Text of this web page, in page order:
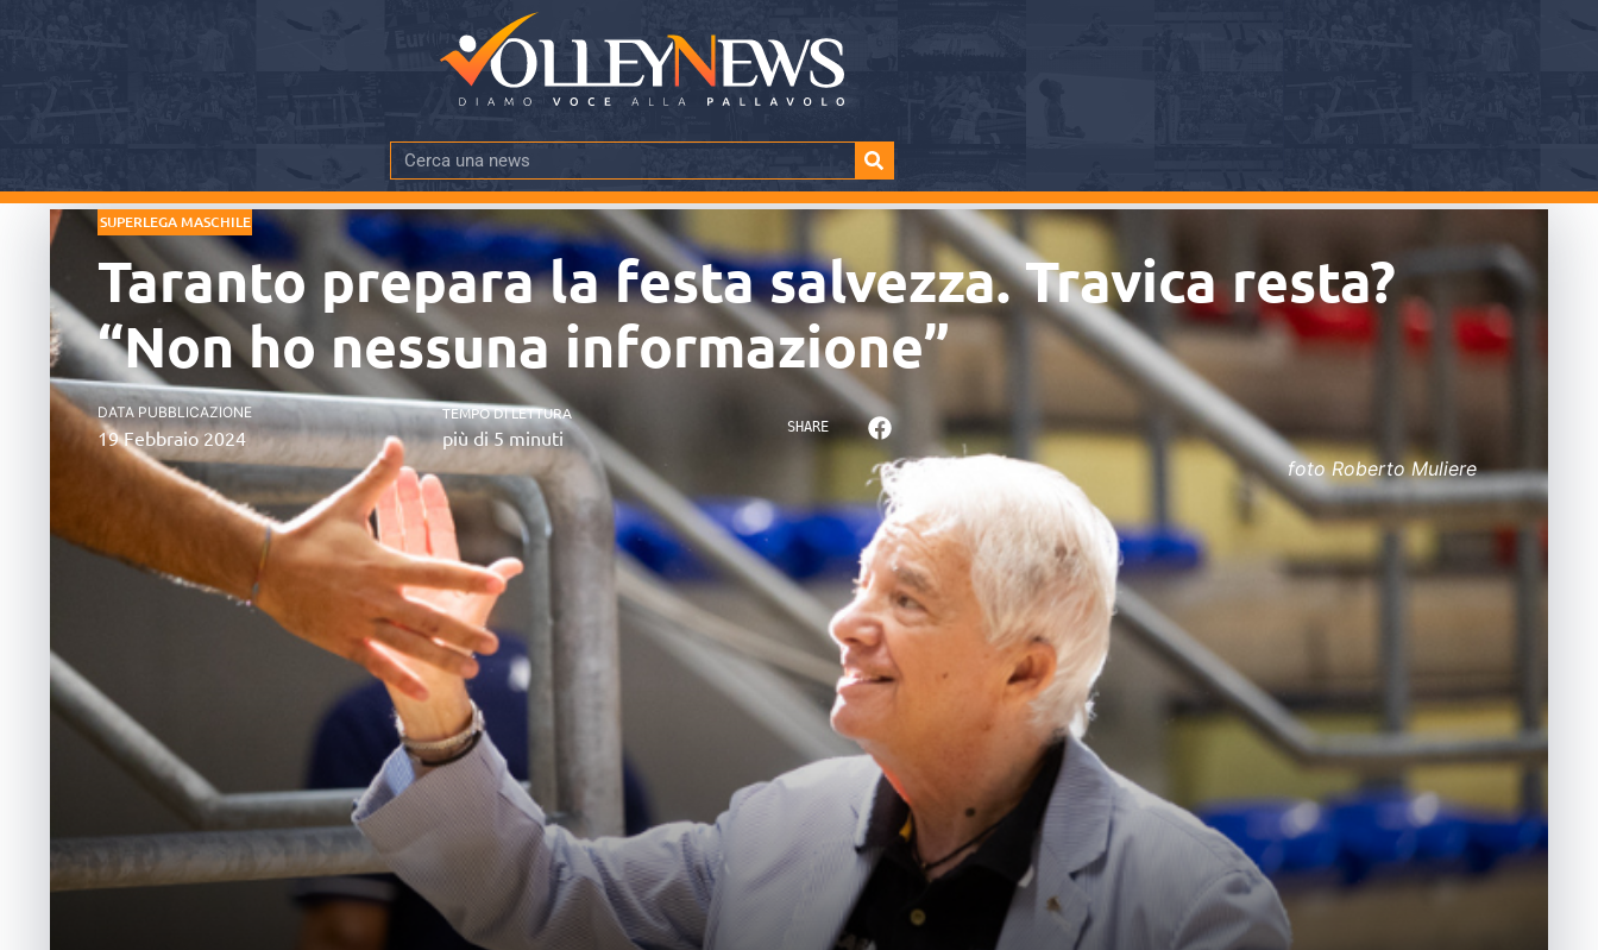
SUPERLEGA MASCHILE
Taranto prepara la festa salvezza. Travica resta?
“Non ho nessuna informazione”
DATA PUBBLICAZIONE
19 Febbraio 2024
TEMPO DI LETTURA
più di 5 minuti SHARE
foto Roberto Muliere